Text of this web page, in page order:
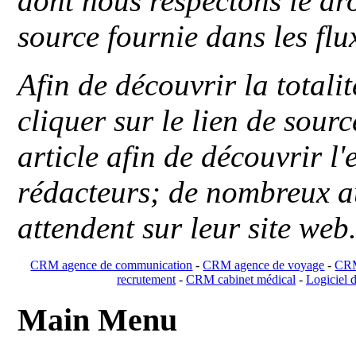
source fournie dans les
Afin de découvrir la
cliquer sur le lien de
article afin de découvrir
rédacteurs; de nombreux
attendent sur leur site
CRM agence de communication -CRM agence de voyage -
recrutement- CRM cabinet médical - Logiciel
Main Menu